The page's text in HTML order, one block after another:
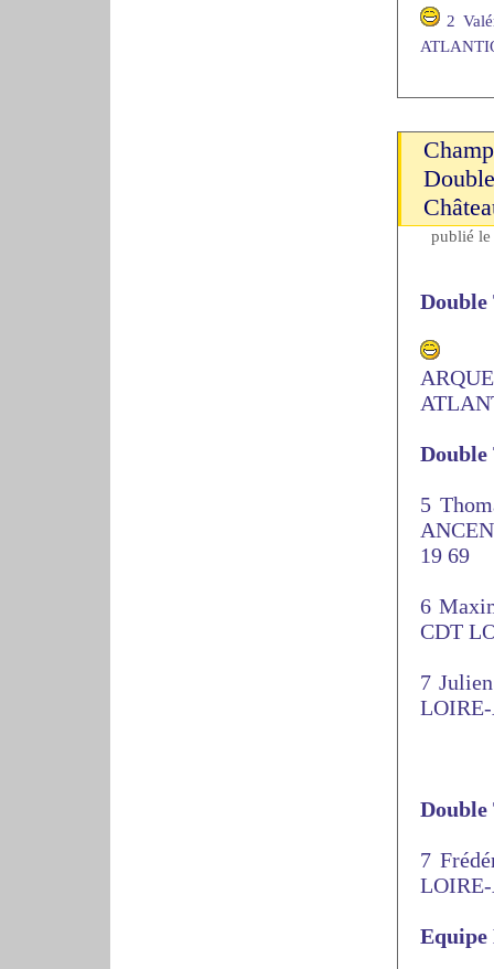
2
publié
Double
Double
5
19 69
6
CDT
7
Double
7
Equipe